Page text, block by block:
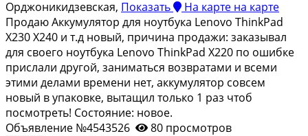
Орджоникидзевская, Показать На карте на карте
Продаю Аккумулятор для ноутбука Lenovo ThinkPad
X230 X240 и т.д новый, причина продажи: заказывал
для своего ноутбука Lenovo ThinkPad X220 по ошибке
прислали другой, заниматься возвратами и всеми
этими делами времени нет, аккумулятор совсем
новый в упаковке, вытащил только 1 раз чтоб
посмотреть! Состояние: новое.
Объявление №4543526
80 просмотров